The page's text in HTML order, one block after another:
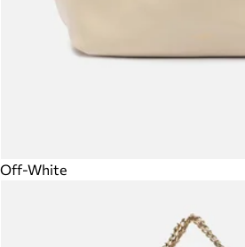
Off-White